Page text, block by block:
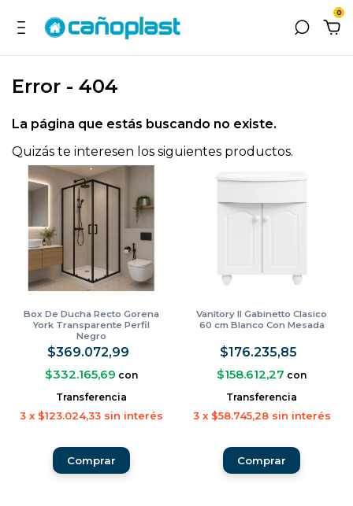
0
Error - 404
La página que estás buscando no existe.
Quizás te interesen los siguientes productos.
Box De Ducha Recto Gorena
York Transparente Perfil
Negro
$369.072,99
$332.165,69 con
Transferencia
3 x $123.024,33 sin interés
Comprar
Vanitory Il Gabinetto Clasico
60 cm Blanco Con Mesada
$176.235,85
$158.612,27 con
Transferencia
3 x $58.745,28 sin interés
Comprar